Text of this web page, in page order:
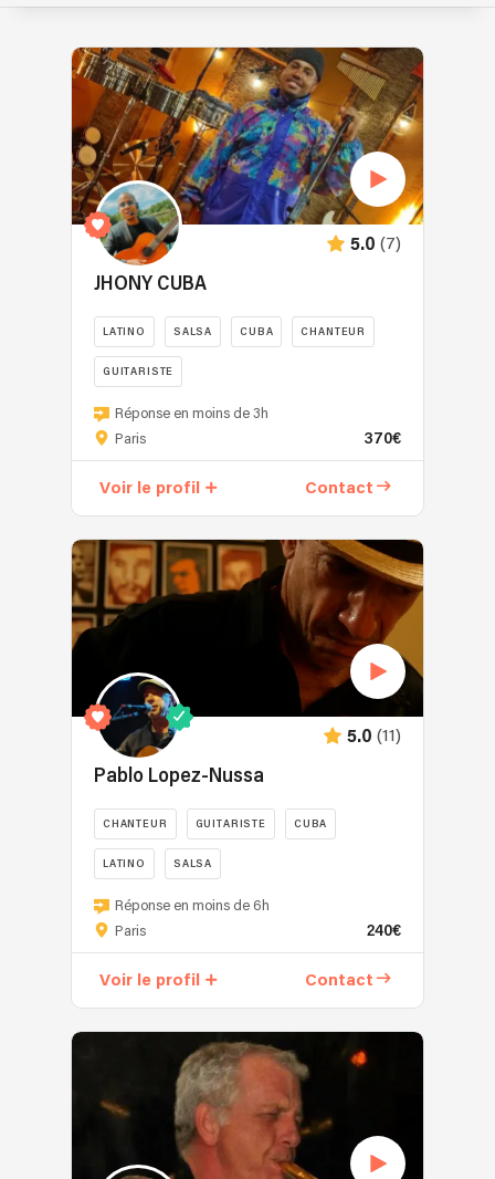
5.0 (7)
JHONY CUBA
LATINO SALSA CUBA CHANTEUR
GUITARISTE
Bonjour
à
JHONY
MARTINEZ,
un
chanteur
avec
un
cœur
plein
de
Depuis
mon
plus
âge,
la
est
chaque
Réponse en moins de 3h
Paris
370€
Voir le profil Contact
5.0 (11)
Pablo Lopez-Nussa
CHANTEUR GUITARISTE CUBA
LATINO SALSA
Musique
Cubaine:
musique
douce
Réponse en moins de 6h
Paris
240€
Voir le profil Contact